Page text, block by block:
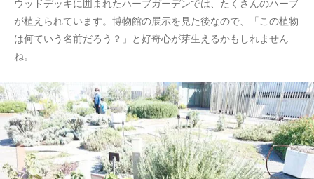
ウッドデッキに囲まれたハーブガーデンでは、たくさんのハーブ
が植えられています。博物館の展示を見た後なので、「この植物
は何ていう名前だろう？」と好奇心が芽生えるかもしれません
ね。